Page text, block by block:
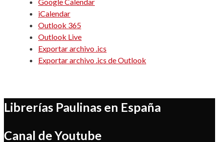
iCalendar
Outlook 365
Outlook Live
Exportar archivo .ics
Exportar archivo .ics de Outlook
Librerías Paulinas en España
Canal de Youtube